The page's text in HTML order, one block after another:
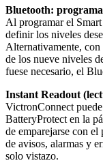
Bluetooth:
Al programar el
definir los niveles
Alternativamente,
de los nueve niveles
fuese necesario, el
Instant Readout
VictronConnect
BatteryProtect en la
de emparejarse con
de avisos, alarmas y
solo vistazo.